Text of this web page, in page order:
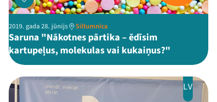
2019. gada 28. jūnijs Siltumnīca
Saruna "Nākotnes pārtika – ēdīsim
kartupeļus, molekulas vai kukaiņus?"
LV